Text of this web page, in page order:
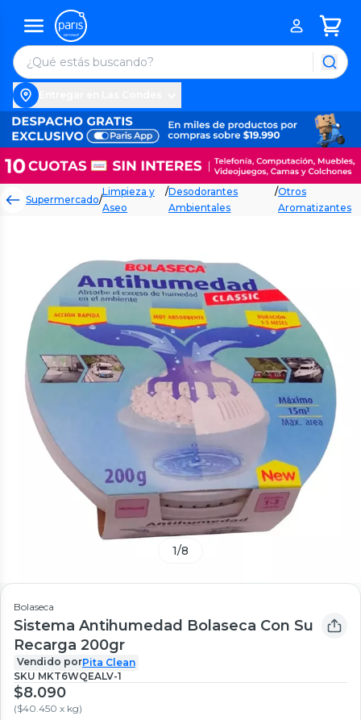
Supermercado/
Limpieza y
Aseo
/Desodorantes
Ambientales
/Otros
Aromatizantes
1/8
Bolaseca
Sistema Antihumedad Bolaseca Con Su
Recarga 200gr
Vendido porPita Clean
SKU MKT6WQEALV-1
$8.090
($40.450 x kg)